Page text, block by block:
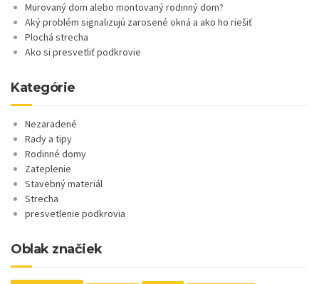
Murovaný dom alebo montovaný rodinný dom?
Aký problém signalizujú zarosené okná a ako ho riešiť
Plochá strecha
Ako si presvetliť podkrovie
Kategórie
Nezaradené
Rady a tipy
Rodinné domy
Zateplenie
Stavebný materiál
Strecha
presvetlenie podkrovia
Oblak značiek